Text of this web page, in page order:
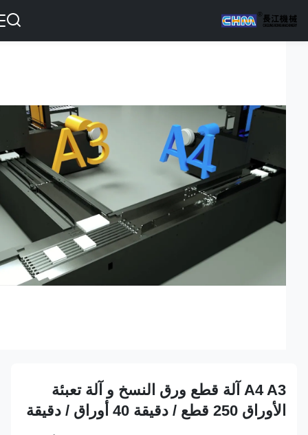
A4 A3 آلة قطع ورق النسخ و آلة تعبئة
الأوراق 250 قطع / دقيقة 40 أوراق / دقيقة